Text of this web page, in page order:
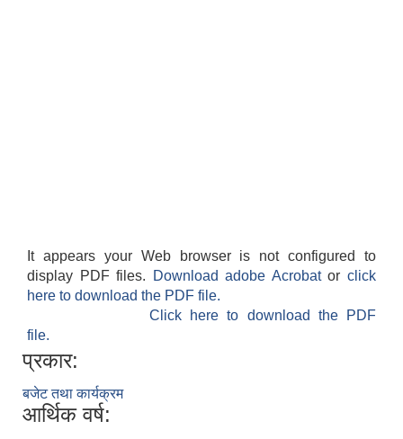
It appears your Web browser is not configured to
display PDF files.
Download adobe Acrobatorclick
here to download the PDF file.
Click here to download the PDF
file.
प्रकार:
बजेट तथा कार्यक्रम
आर्थिक वर्ष: